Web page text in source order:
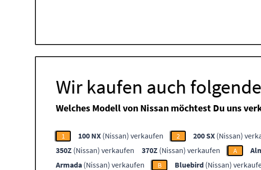
Wir kaufen auch
Welches Modell von Nissan möchtest Du uns
1 100 NX (Nissan) verkaufen 2 200 SX (Nissan)
350Z (Nissan) verkaufen 370Z (Nissan) verkaufen A
Armada (Nissan) verkaufen B Bluebird (Nissan)